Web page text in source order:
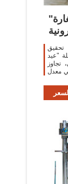
"علي بابا" تنصب الفخاخ في مغارة
تحقيق
عطلة "عيد
تجاوز
معدل